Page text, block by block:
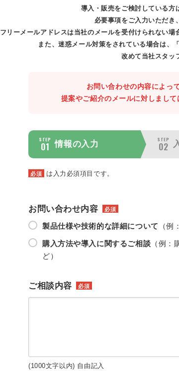
導入・販売をご検討している方
必要事項をご入力いただき
フリーメールアドレスは当社のメールを受付けられない
また、迷惑メール対策をされている場合は、
改めて当社スタッ
お問い合わせの内容によっ
提案やご紹介のメールに対しまし
STEP
01 情報の入力
STEP
02
必須 は入力必須項目です。
お問い合わせ内容 必須
製品仕様や技術的な詳細について （例
購入方法や導入に関するご相談 （例
ど）
ご相談内容 必須
(1000文字以内) 自由記入